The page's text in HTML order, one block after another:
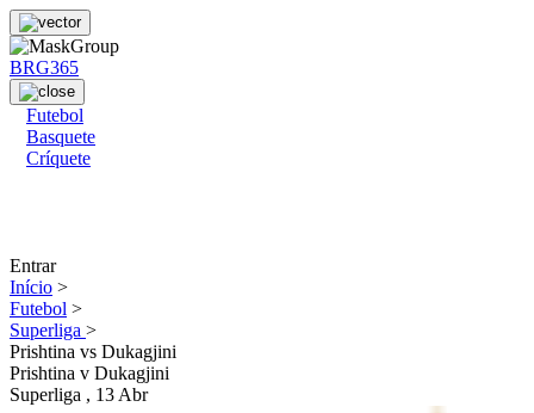
BRG365
Futebol
Basquete
Críquete
Entrar
Início >
Futebol >
Superliga >
Prishtina vs Dukagjini
Prishtina v Dukagjini
Superliga , 13 Abr